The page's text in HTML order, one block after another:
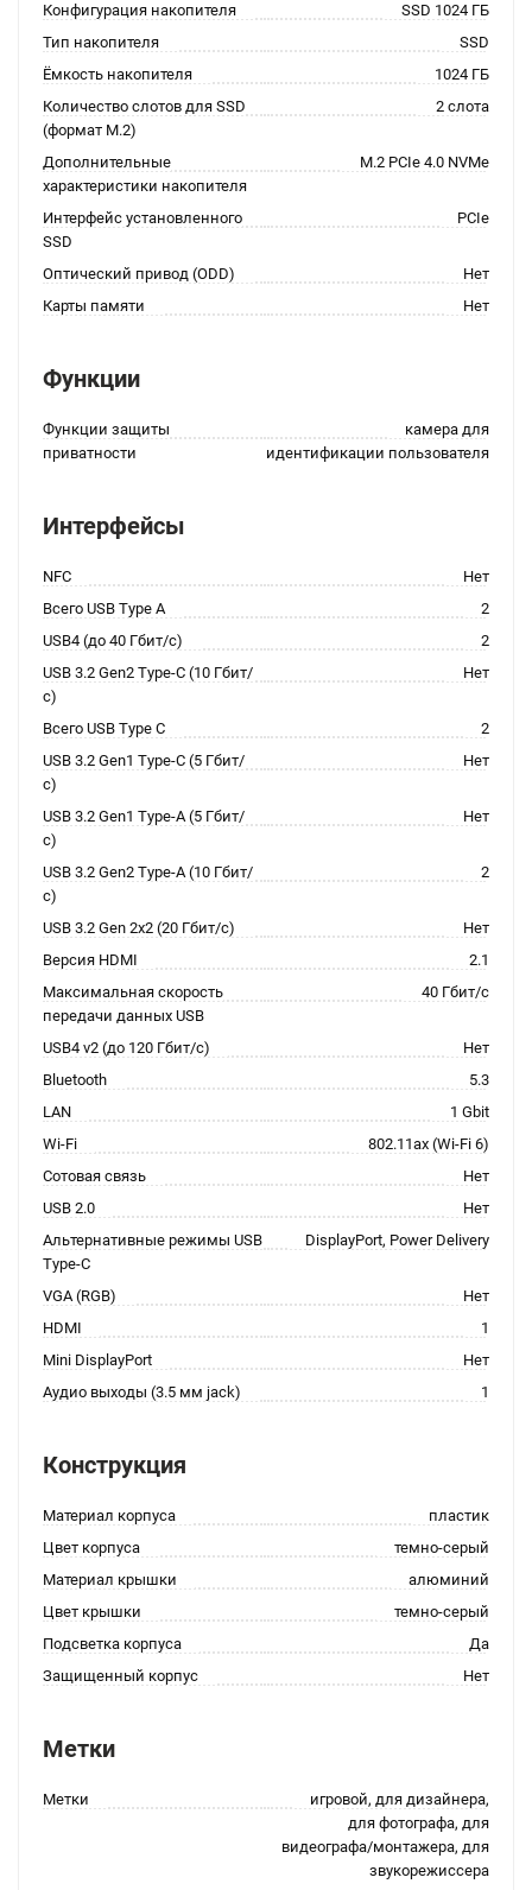
Конфигурация накопителя
SSD 1024 ГБ
Тип накопителя
SSD
Ёмкость накопителя
1024 ГБ
Количество слотов для SSD
(формат M.2)
2 слота
Дополнительные
характеристики накопителя
M.2 PCIe 4.0 NVMe
Интерфейс установленного
SSD
PCIe
Оптический привод (ODD)
Нет
Карты памяти
Нет
Функции
Функции защиты
приватности
камера для
идентификации пользователя
Интерфейсы
NFC
Нет
Всего USB Type A
2
USB4 (до 40 Гбит/с)
2
USB 3.2 Gen2 Type-C (10 Гбит/
с)
Нет
Всего USB Type C
2
USB 3.2 Gen1 Type-C (5 Гбит/
с)
Нет
USB 3.2 Gen1 Type-A (5 Гбит/
с)
Нет
USB 3.2 Gen2 Type-A (10 Гбит/
с)
2
USB 3.2 Gen 2x2 (20 Гбит/с)
Нет
Версия HDMI
2.1
Максимальная скорость
передачи данных USB
40 Гбит/с
USB4 v2 (до 120 Гбит/с)
Нет
Bluetooth
5.3
LAN
1 Gbit
Wi-Fi
802.11ax (Wi-Fi 6)
Сотовая связь
Нет
USB 2.0
Нет
Альтернативные режимы USB
Type-C
DisplayPort, Power Delivery
VGA (RGB)
Нет
HDMI
1
Mini DisplayPort
Нет
Аудио выходы (3.5 мм jack)
1
Конструкция
Материал корпуса
пластик
Цвет корпуса
темно-серый
Материал крышки
алюминий
Цвет крышки
темно-серый
Подсветка корпуса
Да
Защищенный корпус
Нет
Метки
Метки
игровой, для дизайнера,
для фотографа, для
видеографа/монтажера, для
звукорежиссера